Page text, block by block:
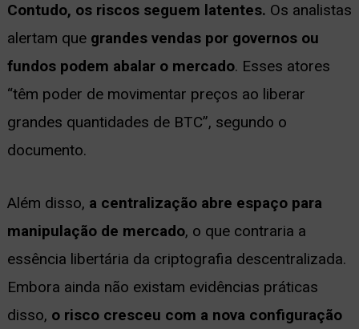
Contudo, os riscos seguem latentes. Os analistas
alertam que grandes vendas por governos ou
fundos podem abalar o mercado. Esses atores
“têm poder de movimentar preços ao liberar
grandes quantidades de BTC”, segundo o
documento.
Além disso, a centralização abre espaço para
manipulação de mercado, o que contraria a
essência libertária da criptografia descentralizada.
Embora ainda não existam evidências práticas
disso, o risco cresceu com a nova configuração